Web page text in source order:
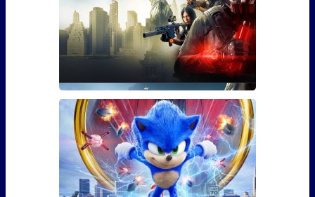
Если вы играли в Overwatch, то наверняка видели
там персона
Гайд: Как использовать бустер
30 уровня для The Division 2
Фанаты The Division 2 наверняка уже в курсе, что 3
марта игра �